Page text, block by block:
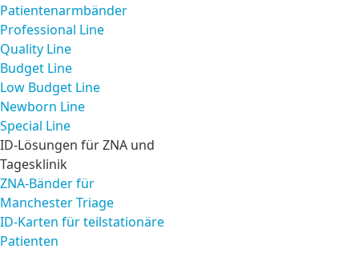
Patientenarmbänder
Professional Line
Quality Line
Budget Line
Low Budget Line
Newborn Line
Special Line
ID-Lösungen für ZNA und
Tagesklinik
ZNA-Bänder für
Manchester Triage
ID-Karten für teilstationäre
Patienten